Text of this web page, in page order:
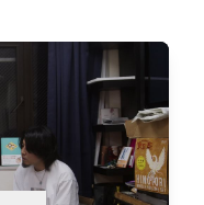
典あり
画は物語を語るべ
音楽の現場にいる2
さらに後半では、同
ンタリー『ザ・バ
Charli XCXのモキュ
交え、「メディア